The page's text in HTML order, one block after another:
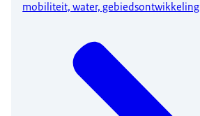
mobiliteit, water, gebiedsontwikkeling